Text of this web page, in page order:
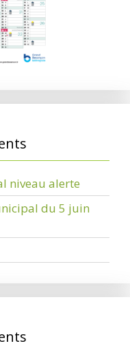
niveau alerte
du 5 juin